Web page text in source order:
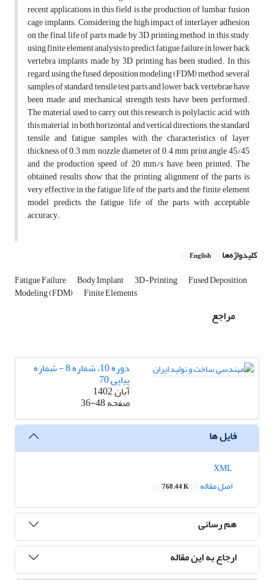
recent applications in this field is the production of lumbar fusion
cage implants. Considering the high impact of interlayer adhesion
on the final life of parts made by 3D printing method, in this study,
using finite element analysis to predict fatigue failure in lower back
vertebra implants made by 3D printing has been studied. In this
regard, using the fused deposition modeling (FDM) method, several
samples of standard tensile test parts and lower back vertebrae have
been made, and mechanical strength tests have been performed.
The material used to carry out this research is polylactic acid, with
this material, in both horizontal and vertical directions, the standard
tensile and fatigue samples with the characteristics of layer
thickness of 0.3 mm, nozzle diameter of 0.4 mm, print angle 45/45
and the production speed of 20 mm/s have been printed. The
obtained results show that the printing alignment of the parts is
very effective in the fatigue life of the parts and the finite element
model predicts the fatigue life of the parts with acceptable
accuracy.
کلیدواژه‌ها English
Fatigue Failure Body Implant 3D-Printing Fused Deposition
Modeling (FDM) Finite Elements
مراجع
دوره 10، شماره 8 - شماره
پیاپی 70
آبان 1402
صفحه36-48
فایل ها
اصل مقاله
768.44 K
هم رسانی
ارجاع به این مقاله